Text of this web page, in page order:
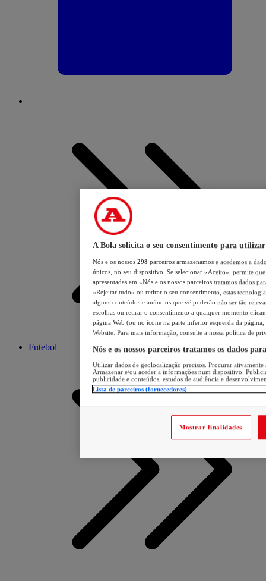
Futebol
A Bola solicita o seu consentimento para utilizar
Nós e os nossos 298 parceiros armazenamos e acedemos a
únicos, no seu dispositivo. Se selecionar «Aceito», permite
apresentadas em «Nós e os nossos parceiros tratamos dados
«Rejeitar tudo» ou retirar o seu consentimento, estas
alguns conteúdos e anúncios que vê poderão não ser tão
escolhas ou retirar o consentimento a qualquer momento
página Web (ou no ícone na parte inferior esquerda da página,
Website. Para mais informação, consulte a nossa política de
Nós e os nossos parceiros tratamos os dados
Utilizar dados de geolocalização precisos. Procurar
Armazenar e/ou aceder a informações num dispositivo.
publicidade e conteúdos, estudos de audiência e
Lista de parceiros (fornecedores)
Mostrar finalidades